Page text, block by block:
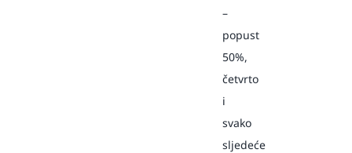
–
popust
50%,
četvrto
i
svako
sljedeće